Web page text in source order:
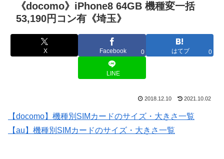
《docomo》iPhone8 64GB 機種変一括
53,190円コン有《埼玉》
X Facebook 0 はてブ 0
LINE
2018.12.10 2021.10.02
【docomo】機種別SIMカードのサイズ・大きさ一覧
【au】機種別SIMカードのサイズ・大きさ一覧